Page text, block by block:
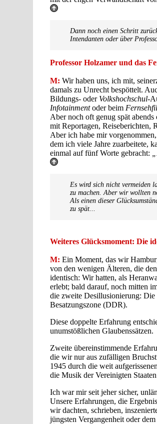
Dann noch einen Schritt
Intendanten oder über
Professor Holzamer und das
M: Wir haben uns, ich mit,
damals zu Unrecht bespöttelt.
Bildungs- oder Volkshochschul-
Infotainmentoder beim
Aber noch oft genug spät
mit Reportagen, Reiseberichten,
Aber ich habe mir
dem ich viele Jahre zuarbeitete,
einmal auf fünf Worte gebracht:
Es wird sich nicht vermeiden
zu machen. Aber wir wollten
Als einen dieser
zu spät...
Weiteres Glücksmoment: Die
M: Ein Moment, das wir
von den wenigen Älteren, die
identisch: Wir hatten, als
erlebt; bald darauf, noch mitten
die zweite Desillusionierung: Die
Besatzungszone (DDR).
Diese doppelte Erfahrung
unumstößlichen Glaubenssätzen.
Zweite übereinstimmende
die wir nur aus zufälligen
1945 durch die weit
die Musik der Vereinigten
Ich war mir seit jeher sicher,
Unsere Erfahrungen, die
wir dachten, schrieben,
jüngsten Vergangenheit oder